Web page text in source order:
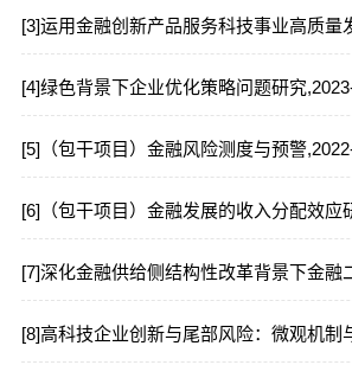
[3]运用金融创新产品服务科技事业高质量
[4]绿色背景下企业优化策略问题研究
[5]（包干项目）金融风险测度与预警
[6]（包干项目）金融发展的收入分配效应
[7]深化金融供给侧结构性改革背景下金融
[8]高科技企业创新与尾部风险：微观机制